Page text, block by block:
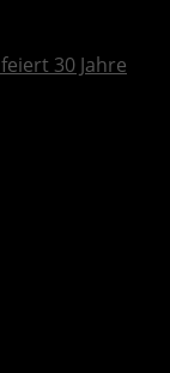
feiert 30 Jahre